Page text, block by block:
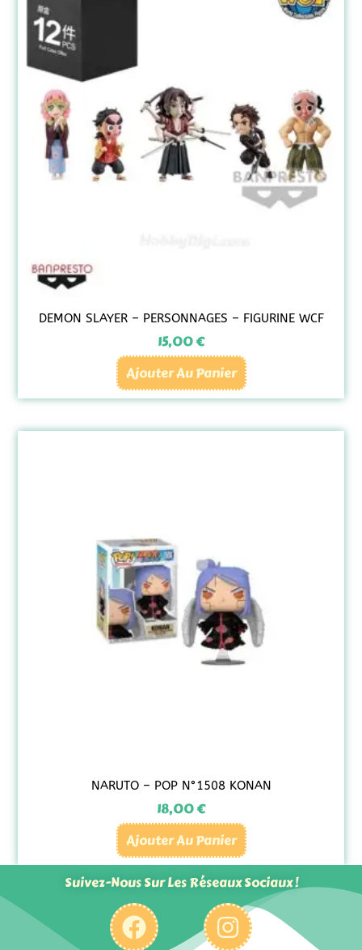
DEMON SLAYER – PERSONNAGES – FIGURINE WCF
15,00€
Ajouter Au Panier
NARUTO – POP N°1508 KONAN
18,00€
Ajouter Au Panier
Suivez-Nous Sur Les Réseaux Sociaux !